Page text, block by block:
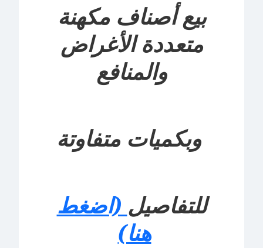
بيع أصناف مكهنة
متعددة الأغراض
والمنافع
وبكميات متفاوتة
للتفاصيل (اضغط
هنا)